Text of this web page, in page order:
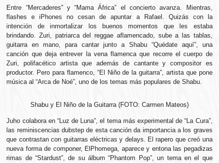
Entre “Mercaderes” y “Mama África” el concierto avanza. Mientras,
flashes e iPhones no cesan de apuntar a Rafael. Quizás con la
intención de inmortalizar los buenos momentos que les estaba
brindando. Zuri, patriarca del reggae aflamencado, sube a las tablas,
guitarra en mano, para cantar junto a Shabu “Quédate aquí”, una
canción que deja entrever la vena flamenca que recorre el cuerpo de
Zuri, polifacético artista que además de cantante y compositor es
productor. Pero para flamenco, “El Niño de la guitarra”, artista que pone
música al “Arca de Noé”, uno de los temas más populares de Shabu.
Shabu y El Niño de la Guitarra (FOTO: Carmen Mateos)
Juho colabora en “Luz de Luna”, el tema más experimental de “La Cura”,
las reminiscencias dubstep de esta canción da importancia a los graves
que contrastan con guitarras eléctricas y delays. El rapero que creó una
nueva forma de componer, ElPhomega, aparece y entona las pegadizas
rimas de “Stardust”, de su álbum “Phantom Pop”, un tema en el que